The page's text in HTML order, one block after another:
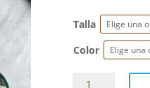
Talla
Color
Cabezada